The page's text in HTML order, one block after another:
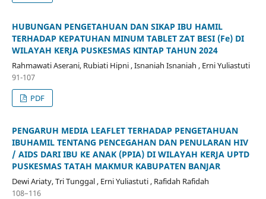
HUBUNGAN PENGETAHUAN DAN SIKAP IBU HAMIL
TERHADAP KEPATUHAN MINUM TABLET ZAT BESI (Fe) DI
WILAYAH KERJA PUSKESMAS KINTAP TAHUN 2024
Rahmawati Aserani, Rubiati Hipni , Isnaniah Isnaniah , Erni Yuliastuti
91-107
PDF
PENGARUH MEDIA LEAFLET TERHADAP PENGETAHUAN
IBUHAMIL TENTANG PENCEGAHAN DAN PENULARAN HIV
/ AIDS DARI IBU KE ANAK (PPIA) DI WILAYAH KERJA UPTD
PUSKESMAS TATAH MAKMUR KABUPATEN BANJAR
Dewi Ariaty, Tri Tunggal , Erni Yuliastuti , Rafidah Rafidah
108–116